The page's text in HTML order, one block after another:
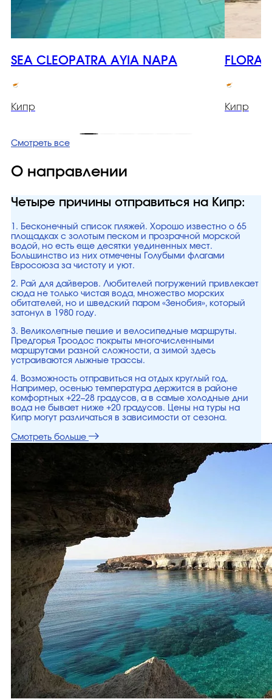
SEA CLEOPATRA AYIA NAPA
Кипр
FLORA
Кипр
Смотреть все
О направлении
Четыре причины отправиться на Кипр:
1. Бесконечный список пляжей. Хорошо известно о 65
площадках с золотым песком и прозрачной морской
водой, но есть еще десятки уединенных мест.
Большинство из них отмечены Голубыми флагами
Евросоюза за чистоту и уют.
2. Рай для дайверов. Любителей погружений привлекает
сюда не только чистая вода, множество морских
обитателей, но и шведский паром «Зенобия», который
затонул в 1980 году.
3. Великолепные пешие и велосипедные маршруты.
Предгорья Троодос покрыты многочисленными
маршрутами разной сложности, а зимой здесь
устраиваются лыжные трассы.
4. Возможность отправиться на отдых круглый год.
Например, осенью температура держится в районе
комфортных +22–28 градусов, а в самые холодные дни
вода не бывает ниже +20 градусов. Цены на туры на
Кипр могут различаться в зависимости от сезона.
Смотреть больше